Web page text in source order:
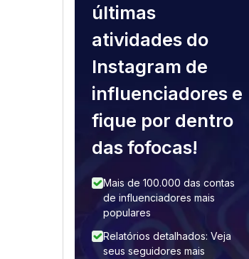
últimas
atividades do
Instagram de
influenciadores e
fique por dentro
das fofocas!
Mais de 100.000 das contas
de influenciadores mais
populares
Relatórios detalhados: Veja
seus seguidores mais